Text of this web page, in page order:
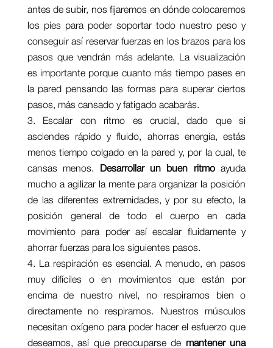
antes de subir, nos fijaremos en dónde colocaremos
los pies para poder soportar todo nuestro peso y
conseguir así reservar fuerzas en los brazos para los
pasos que vendrán más adelante. La visualización
es importante porque cuanto más tiempo pases en
la pared pensando las formas para superar ciertos
pasos, más cansado y fatigado acabarás.
Escalar con ritmo es crucial, dado que si
asciendes rápido y fluido, ahorras energía, estás
menos tiempo colgado en la pared y, por la cual, te
cansas menos. Desarrollar un buen ritmoayuda
mucho a agilizar la mente para organizar la posición
de las diferentes extremidades, y por su efecto, la
posición general de todo el cuerpo en cada
movimiento para poder así escalar fluidamente y
ahorrar fuerzas para los siguientes pasos.
La respiración es esencial. A menudo, en pasos
muy difíciles o en movimientos que están por
encima de nuestro nivel, no respiramos bien o
directamente no respiramos. Nuestros músculos
necesitan oxígeno para poder hacer el esfuerzo que
deseamos, así que preocuparse de mantener una